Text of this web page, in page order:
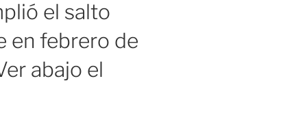
el salto
en febrero de
abajo el